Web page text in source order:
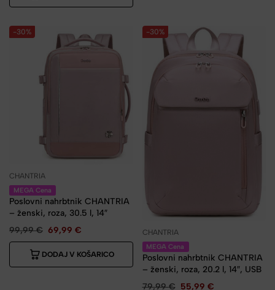
-30%
CHANTRIA
MEGA Cena
Poslovni nahrbtnik CHANTRIA
– ženski, roza, 30.5 l, 14″
99,99€ 69,99 €
DODAJ V KOŠARICO
-30%
CHANTRIA
MEGA Cena
Poslovni nahrbtnik CHANTRIA
– ženski, roza, 20.2 l, 14″, USB
79,99€ 55,99 €